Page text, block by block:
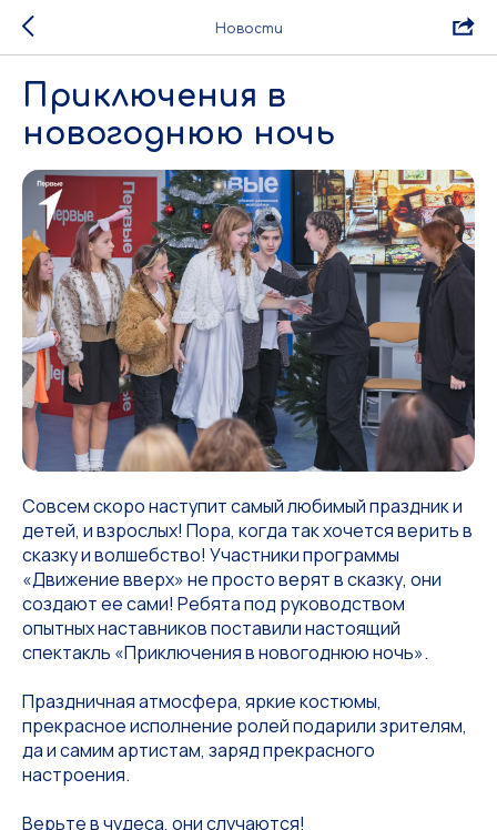
Новости
Приключения в
новогоднюю ночь
Совсем скоро наступит самый любимый праздник и
детей, и взрослых! Пора, когда так хочется верить в
сказку и волшебство! Участники программы
«Движение вверх» не просто верят в сказку, они
создают ее сами! Ребята под руководством
опытных наставников поставили настоящий
спектакль «Приключения в новогоднюю ночь».
Праздничная атмосфера, яркие костюмы,
прекрасное исполнение ролей подарили зрителям,
да и самим артистам, заряд прекрасного
настроения.
Верьте в чудеса, они случаются!